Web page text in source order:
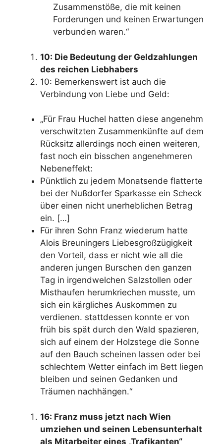
Zusammenstöße, die mit keinen
Forderungen und keinen Erwartungen
verbunden waren.“
10: Die Bedeutung der Geldzahlungen
des reichen Liebhabers
10: Bemerkenswert ist auch die
Verbindung von Liebe und Geld:
„Für Frau Huchel hatten diese angenehm
verschwitzten Zusammenkünfte auf dem
Rücksitz allerdings noch einen weiteren,
fast noch ein bisschen angenehmeren
Nebeneffekt:
Pünktlich zu jedem Monatsende flatterte
bei der Nußdorfer Sparkasse ein Scheck
über einen nicht unerheblichen Betrag
ein. […]
Für ihren Sohn Franz wiederum hatte
Alois Breuningers Liebesgroßzügigkeit
den Vorteil, dass er nicht wie all die
anderen jungen Burschen den ganzen
Tag in irgendwelchen Salzstollen oder
Misthaufen herumkriechen musste, um
sich ein kärgliches Auskommen zu
verdienen. stattdessen konnte er von
früh bis spät durch den Wald spazieren,
sich auf einem der Holzstege die Sonne
auf den Bauch scheinen lassen oder bei
schlechtem Wetter einfach im Bett liegen
bleiben und seinen Gedanken und
Träumen nachhängen.“
16: Franz muss jetzt nach Wien
umziehen und seinen Lebensunterhalt
als Mitarbeiter eines „Trafikanten“